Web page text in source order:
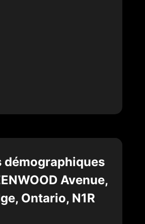
démographiques
Avenue,
Ontario, N1R